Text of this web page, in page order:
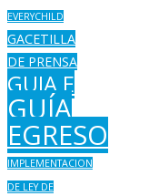
EVERYCHILD
GACETILLA
DE PRENSA
GUIA E
GUÍA
EGRESO
IMPLEMENTACION
DE LEY DE